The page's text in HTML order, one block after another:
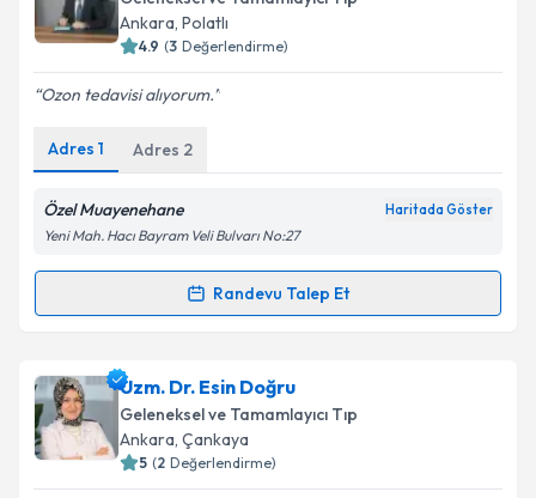
için bir takvim hazırlandığında e-posta ile
bilgilendireceğiz.
E-posta Adresiniz
Kişisel verilerimin işlenmesine ilişkin
Aydınlatma
Metni'ni okudum ve kişisel verilerimin belirtilen
Ankara, Polatlı
4.9 (3 Değerlendirme)
Ozon tedavisi alıyorum.
Adres 1 Adres 2
Özel Muayenehane Haritada Göster
Yeni Mah. Hacı Bayram Veli Bulvarı No:27
Randevu Talep Et
Randevu Takvimi Talebi
Dr. Alper Cem Ünal için randevu takvimi talebi
oluşturun. Size bu uzmandan randevu almanız için bir
takvim hazırlandığında e-posta ile bilgilendireceğiz.
Uzm. Dr. Esin Doğru
Geleneksel ve Tamamlayıcı Tıp
Ankara, Çankaya
5 (2 Değerlendirme)